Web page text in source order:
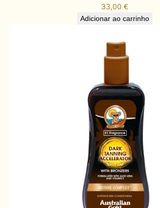
33,00 €
Adicionar ao carrinho